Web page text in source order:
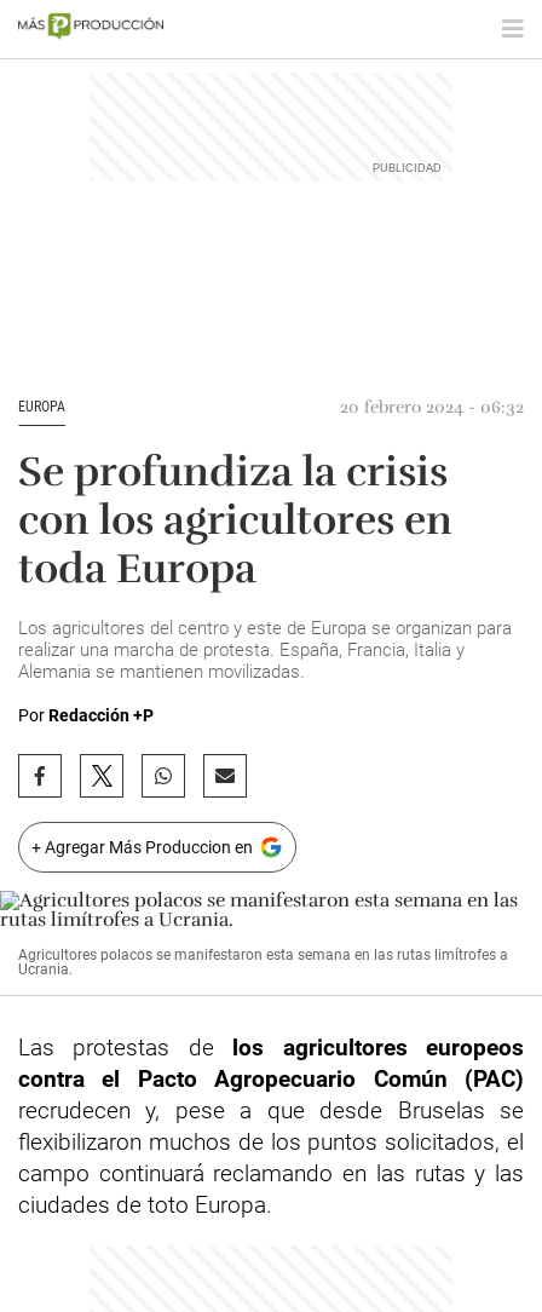
EUROPA 20 febrero 2024 - 06:32
Se profundiza la crisis
con los agricultores en
toda Europa
Los agricultores del centro y este de Europa se organizan para
realizar una marcha de protesta. España, Francia, Italia y
Alemania se mantienen movilizadas.
PorRedacción +P
+ Agregar Más Produccion en
Agricultores polacos se manifestaron esta semana en las rutas limítrofes a
Ucrania.
Las protestas de los agricultores europeos
contra el Pacto Agropecuario Común (PAC)
recrudecen y, pese a que desde Bruselas se
flexibilizaron muchos de los puntos solicitados, el
campo continuará reclamando en las rutas y las
ciudades de toto Europa.